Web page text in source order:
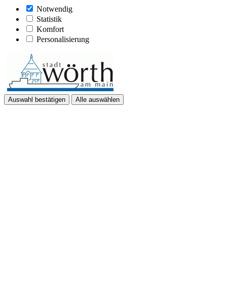
Notwendig
Statistik
Komfort
Personalisierung
Auswahl bestätigen Alle auswählen